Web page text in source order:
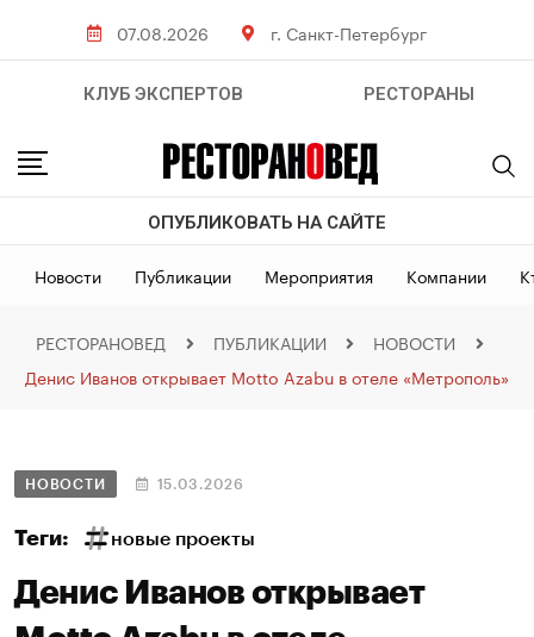
07.08.2026 г. Санкт-Петербург
КЛУБ ЭКСПЕРТОВ РЕСТОРАНЫ
ОПУБЛИКОВАТЬ НА САЙТЕ
Новости Публикации Мероприятия Компании
РЕСТОРАНОВЕД ПУБЛИКАЦИИ
НОВОСТИ
Денис Иванов открывает Motto Azabu в отеле «Метрополь»
НОВОСТИ 15.03.2026
Теги: новые проекты
Денис Иванов открывает